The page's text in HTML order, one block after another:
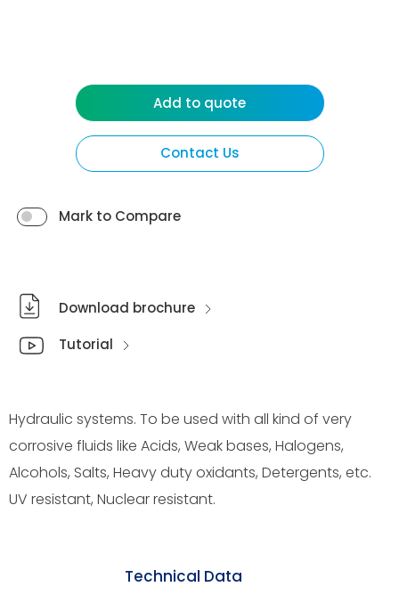
Contact Us
Mark to Compare
Add to quote
Download brochure
Tutorial
Hydraulic systems. To be used with all kind of very
corrosive fluids like Acids, Weak bases, Halogens,
Alcohols, Salts, Heavy duty oxidants, Detergents, etc.
UV resistant, Nuclear resistant.
Technical Data